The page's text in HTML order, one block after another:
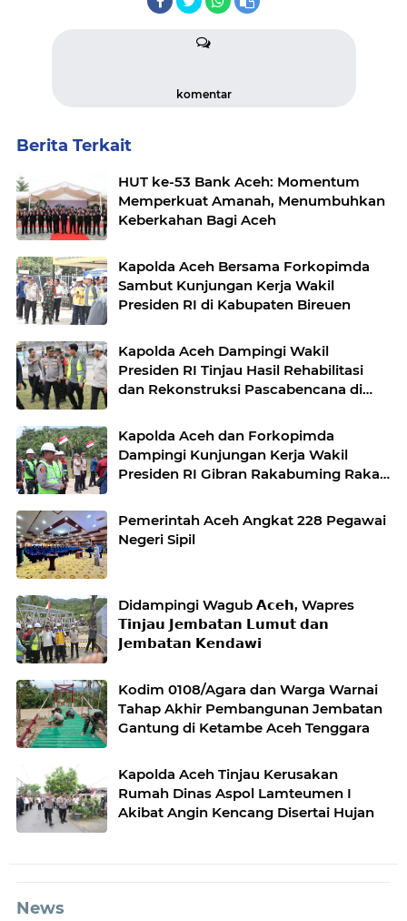
komentar
Berita Terkait
HUT ke-53 Bank Aceh: Momentum
Memperkuat Amanah, Menumbuhkan
Keberkahan Bagi Aceh
Kapolda Aceh Bersama Forkopimda
Sambut Kunjungan Kerja Wakil
Presiden RI di Kabupaten Bireuen
Kapolda Aceh Dampingi Wakil
Presiden RI Tinjau Hasil Rehabilitasi
dan Rekonstruksi Pascabencana di
Kapolda Aceh dan Forkopimda
Dampingi Kunjungan Kerja Wakil
Presiden RI Gibran Rakabuming Raka
Pemerintah Aceh Angkat 228 Pegawai
Negeri Sipil
Didampingi Wagub 𝗔𝗰𝗲𝗵, Wapres
𝗧𝗶𝗻𝗷𝗮𝘂 𝗝𝗲𝗺𝗯𝗮𝘁𝗮𝗻 𝗟𝘂𝗺𝘂𝘁 𝗱𝗮𝗻
𝗝𝗲𝗺𝗯𝗮𝘁𝗮𝗻 𝗞𝗲𝗻𝗱𝗮𝘄𝗶
Kodim 0108/Agara dan Warga Warnai
Tahap Akhir Pembangunan Jembatan
Gantung di Ketambe Aceh Tenggara
Kapolda Aceh Tinjau Kerusakan
Rumah Dinas Aspol Lamteumen I
Akibat Angin Kencang Disertai Hujan
News